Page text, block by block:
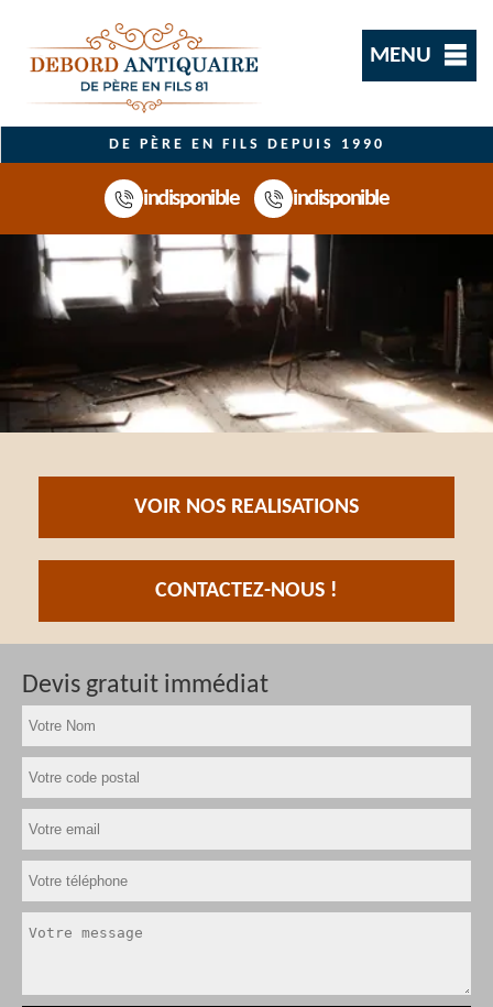
MENU
DE PÈRE EN FILS DEPUIS 1990
indisponible indisponible
VOIR NOS REALISATIONS
CONTACTEZ-NOUS !
Devis gratuit immédiat